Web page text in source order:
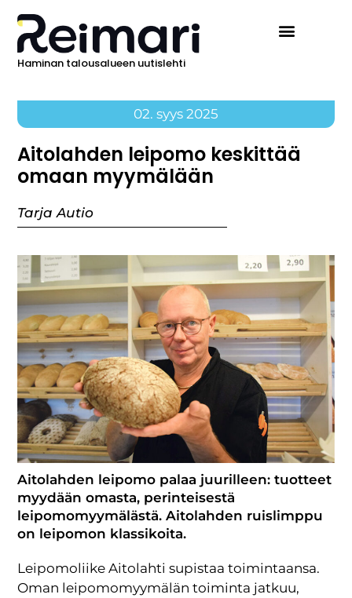
Haminan talousalueen uutislehti
02. syys 2025
Aitolahden leipomo keskittää
omaan myymälään
Tarja Autio
Aitolahden leipomo palaa juurilleen: tuotteet
myydään omasta, perinteisestä
leipomomyymälästä. Aitolahden ruislimppu
on leipomon klassikoita.
Leipomoliike Aitolahti supistaa toimintaansa.
Oman leipomomyymälän toiminta jatkuu,